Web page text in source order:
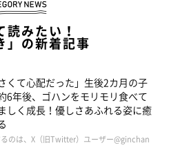
読みたい！
」の新着記事
さくて心配だった」生後2カ月の子
6年後、ゴハンをモリモリ食べて
しく成長！優しさあふれる姿に癒
のは、X（旧Twitter）ユーザー@ginchan